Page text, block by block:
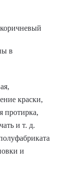
в
краски,
протирка,
и т. д.
и